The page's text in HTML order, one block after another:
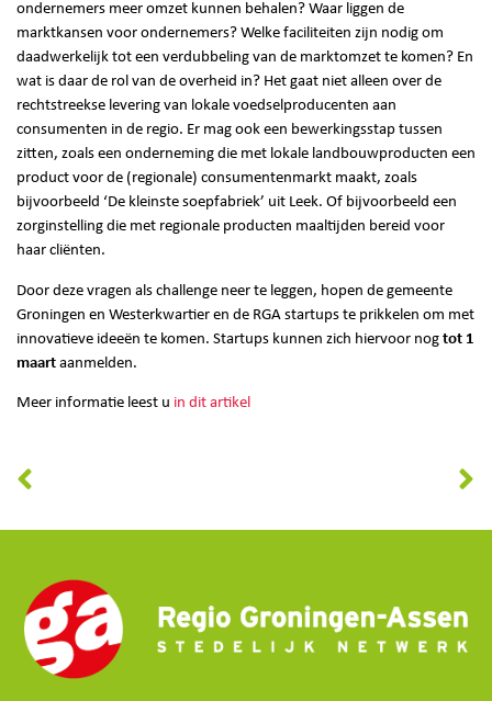
ondernemers meer omzet kunnen behalen? Waar liggen de
marktkansen voor ondernemers? Welke faciliteiten zijn nodig om
daadwerkelijk tot een verdubbeling van de marktomzet te komen? En
wat is daar de rol van de overheid in? Het gaat niet alleen over de
rechtstreekse levering van lokale voedselproducenten aan
consumenten in de regio. Er mag ook een bewerkingsstap tussen
zitten, zoals een onderneming die met lokale landbouwproducten een
product voor de (regionale) consumentenmarkt maakt, zoals
bijvoorbeeld ‘De kleinste soepfabriek’ uit Leek. Of bijvoorbeeld een
zorginstelling die met regionale producten maaltijden bereid voor
haar cliënten.
Door deze vragen als challenge neer te leggen, hopen de gemeente
Groningen en Westerkwartier en de RGA startups te prikkelen om met
innovatieve ideeën te komen. Startups kunnen zich hiervoor nog tot 1
maart aanmelden.
Meer informatie leest u in dit artikel